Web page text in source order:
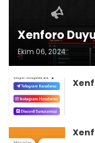
Xenforo
Ekim 06, 2024